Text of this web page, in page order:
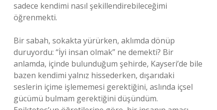
sadece kendimi nasıl şekillendirebileceğimi
öğrenmekti.
Bir sabah, sokakta yürürken, aklımda dönüp
duruyordu: “İyi insan olmak” ne demekti? Bir
anlamda, içinde bulunduğum şehirde, Kayseri’de bile
bazen kendimi yalnız hissederken, dışarıdaki
seslerin içime işlememesi gerektiğini, aslında içsel
gücümü bulmam gerektiğini düşündüm.